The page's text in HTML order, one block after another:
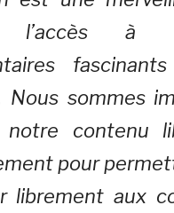
l’accès
Nous sommes
notre contenu
pour
librement aux